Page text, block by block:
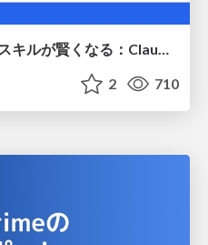
修正PRを食べてレビュースキルが賢くなる：Claude Codeによる自己改善サイクル
2 710